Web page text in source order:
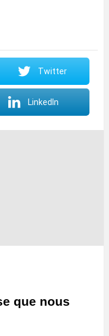
Twitter
LinkedIn
que nous